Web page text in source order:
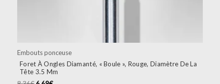
Embouts ponceuse
Foret À Ongles Diamanté, « Boule », Rouge, Diamètre De La
Tête 3.5 Mm